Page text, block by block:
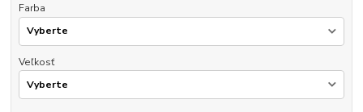
Farba
Veľkosť